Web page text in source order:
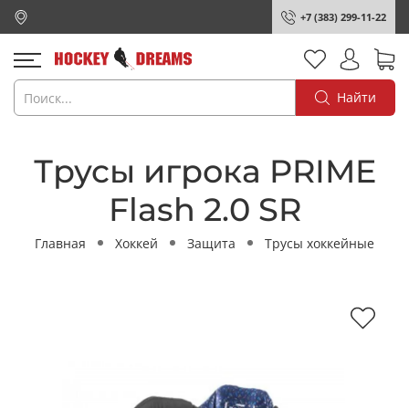
+7 (383) 299-11-22
Найти
Трусы игрока PRIME
Flash 2.0 SR
Главная Хоккей Защита Трусы хоккейные